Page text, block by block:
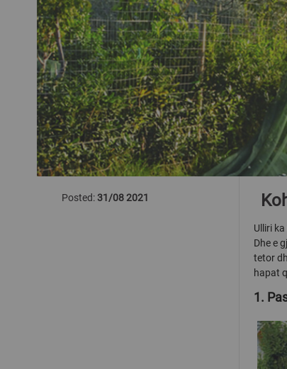
Ulliri
Dhe e
tetor
hapat
1.
Posted:31/08 2021